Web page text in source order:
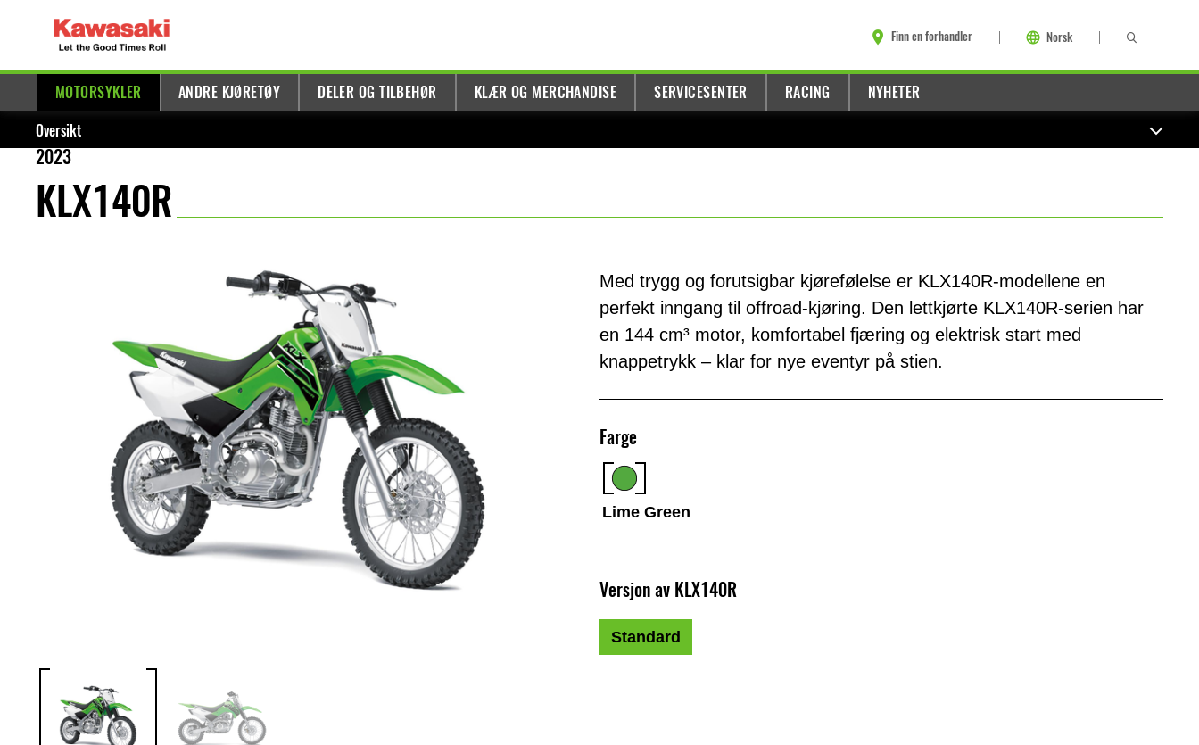
Finn en forhandler Norsk
MOTORSYKLER ANDRE KJØRETØY DELER OG TILBEHØR KLÆR OG MERCHANDISE SERVICESENTER RACING NYHETER
Oversikt
2023
KLX140R
Med trygg og forutsigbar kjørefølelse er KLX140R-modellene en
perfekt inngang til offroad-kjøring. Den lettkjørte KLX140R-serien har
en 144 cm³ motor, komfortabel fjæring og elektrisk start med
knappetrykk – klar for nye eventyr på stien.
Farge
Lime Green
Versjon av KLX140R
Standard